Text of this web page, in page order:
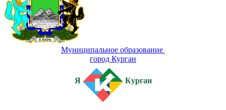
Муниципальное образование
город Курган
Я Курган